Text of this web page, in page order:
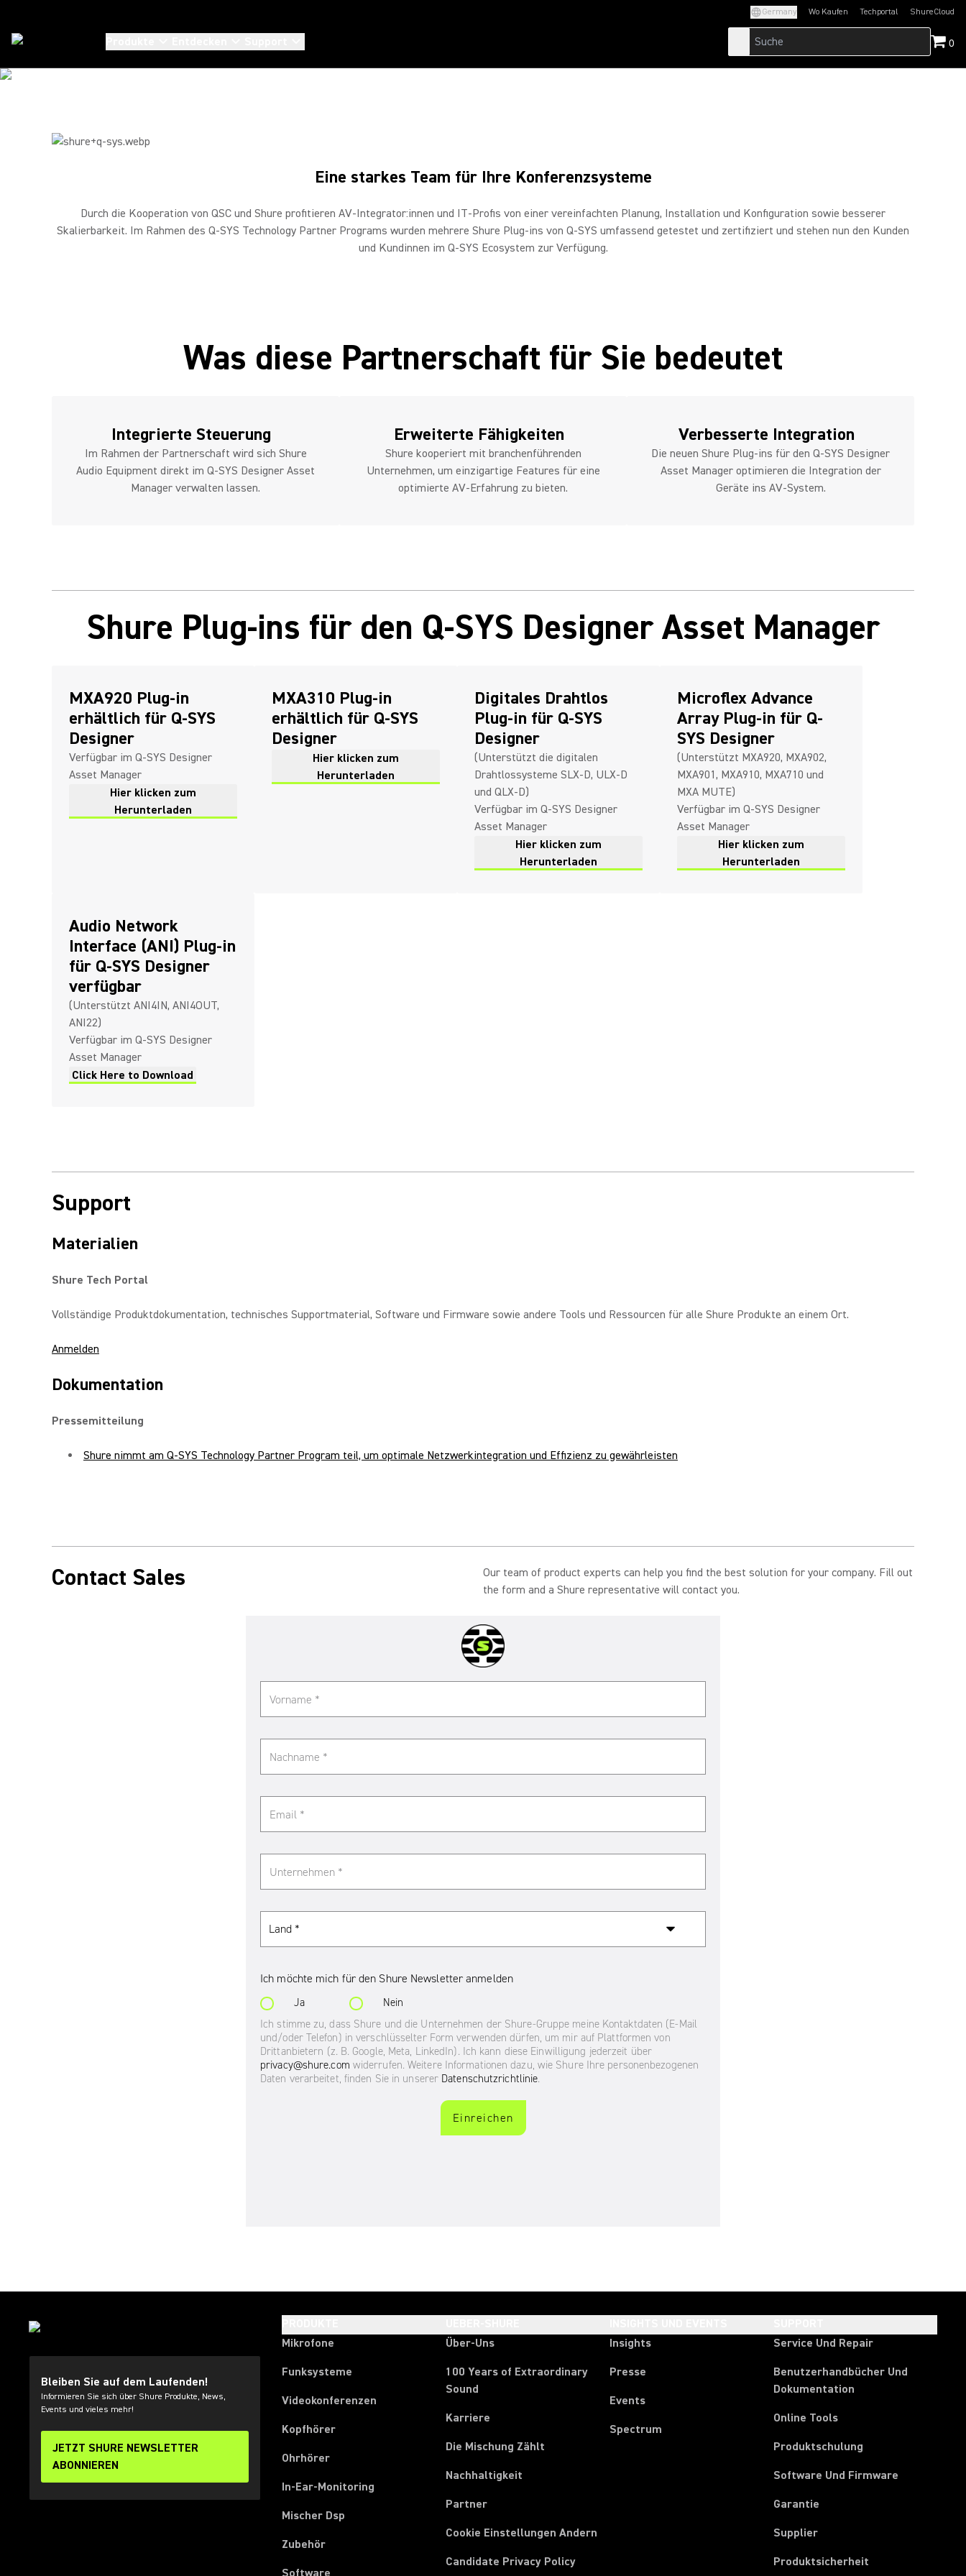
Germany Wo Kaufen Techportal
(Opens in a new tab)ShureCloud
(Opens in a new
0
SHURE & Q-SYS
Eine starkes Team für Ihre Konferenzsysteme
Durch die Kooperation von QSC und Shure profitieren AV-Integrator:innen und IT-Profis von einer vereinfachten Planung, Installation und Konfiguration sowie besserer
Skalierbarkeit. Im Rahmen des Q-SYS Technology Partner Programs wurden mehrere Shure Plug-ins von Q-SYS umfassend getestet und zertifiziert und stehen nun den Kunden
und Kundinnen im Q-SYS Ecosystem zur Verfügung.
Was diese Partnerschaft für Sie bedeutet
Integrierte Steuerung
Im Rahmen der Partnerschaft wird sich Shure
Audio Equipment direkt im Q-SYS Designer Asset
Manager verwalten lassen.
Erweiterte Fähigkeiten
Shure kooperiert mit branchenführenden
Unternehmen, um einzigartige Features für eine
optimierte AV-Erfahrung zu bieten.
Verbesserte Integration
Die neuen Shure Plug-ins für den Q-SYS Designer
Asset Manager optimieren die Integration der
Geräte ins AV-System.
Shure Plug-ins für den Q-SYS Designer Asset Manager
MXA920 Plug-in
erhältlich für Q-SYS
Designer
Verfügbar im Q-SYS Designer
Asset Manager
Hier klicken zum
Herunterladen
MXA310 Plug-in
erhältlich für Q-SYS
Designer
Hier klicken zum
Herunterladen
Digitales Drahtlos
Plug-in für Q-SYS
Designer
(Unterstützt die digitalen
Drahtlossysteme SLX-D, ULX-D
und QLX-D)
Verfügbar im Q-SYS Designer
Asset Manager
Hier klicken zum
Herunterladen
Microflex Advance
Array Plug-in für Q-
SYS Designer
(Unterstützt MXA920, MXA902,
MXA901, MXA910, MXA710 und
MXA MUTE)
Verfügbar im Q-SYS Designer
Asset Manager
Hier klicken zum
Herunterladen
Audio Network
Interface (ANI) Plug-in
für Q-SYS Designer
verfügbar
(Unterstützt ANI4IN, ANI4OUT,
ANI22)
Verfügbar im Q-SYS Designer
Asset Manager
Click Here to Download
Support
Materialien
Shure Tech Portal
Vollständige Produktdokumentation, technisches Supportmaterial, Software und Firmware sowie andere Tools und Ressourcen für alle Shure Produkte an einem Ort.
Anmelden
Dokumentation
Pressemitteilung
Shure nimmt am Q-SYS Technology Partner Program teil, um optimale Netzwerkintegration und Effizienz zu gewährleisten
Contact Sales
Our team of product experts can help you find the best solution for your company. Fill out
the form and a Shure representative will contact you.
Bleiben Sie auf dem Laufenden!
Informieren Sie sich über Shure Produkte, News,
Events und vieles mehr!
JETZT SHURE NEWSLETTER
ABONNIEREN
Mikrofone
Funksysteme
Videokonferenzen
Kopfhörer
Ohrhörer
In-Ear-Monitoring
Mischer Dsp
Zubehör
Software
Über-Uns
100 Years of Extraordinary
Sound
Karriere
Die Mischung Zählt
Nachhaltigkeit
Partner
Cookie Einstellungen Andern
Candidate Privacy Policy
Insights
Presse
Events
Spectrum
Service Und Repair
Benutzerhandbücher Und
Dokumentation
Online Tools
Produktschulung
Software Und Firmware
Garantie
Supplier(Opens in a new tab)
Produktsicherheit